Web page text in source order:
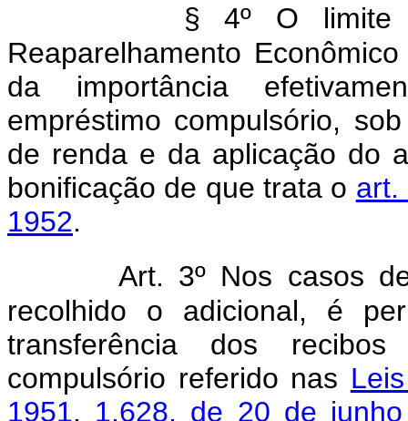
§ 4º O limite
Reaparelhamento
da importância
empréstimo compulsório,
de renda e da aplicação do
bonificação de que trata o art.
1952.
Art. 3º Nos casos
recolhido o adicional, é
transferência dos
compulsório referido nas
1951, 1.628, de 20 de